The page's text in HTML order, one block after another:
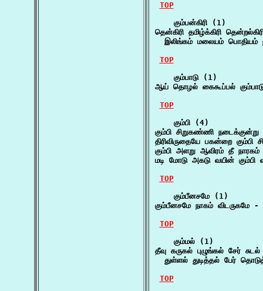
TOP
    கும்பன்கிரி (1)
தென்கிரி தமிழ்க்கிரி
இலிங்கம் மலையம் பொதியம்
TOP
    கும்பாடு (1)
ஆய் தொழல் கைகூப்பல்
TOP
    கும்பி (4)
கும்பி சிறுகண்ணி
திரிவிருதையே பகன்றை
கும்பி அளறு ஆவிரம் தீ
மடி மோடு அகடு வயின்
TOP
    கும்பீனசமே (1)
கும்பீனசமே நாகம் விடருகமே -
TOP
    கும்மல் (1)
தீவு கருகல் புழுங்கல் சேர்
துள்ளல் துடித்தல் பேர்
TOP